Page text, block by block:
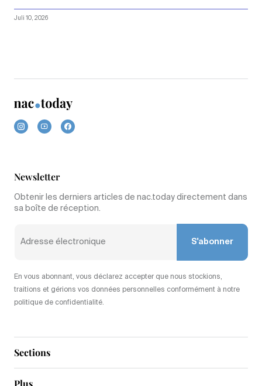
Juli 10, 2026
Sections
Plus
Newsletter
Obtenir les derniers articles de nac.today directement dans
sa boîte de réception.
S'abonner
En vous abonnant, vous déclarez accepter que nous stockions,
traitions et gérions vos données personnelles conformément à notre
politique de confidentialité.